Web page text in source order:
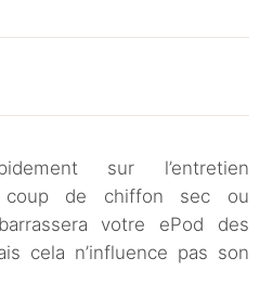
sur l’entretien
coup de chiffon sec ou
votre ePod des
cela n’influence pas son